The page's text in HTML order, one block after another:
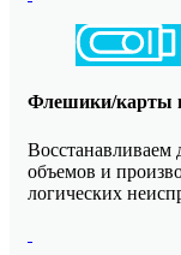
Флешики/карты
объемов и
логических